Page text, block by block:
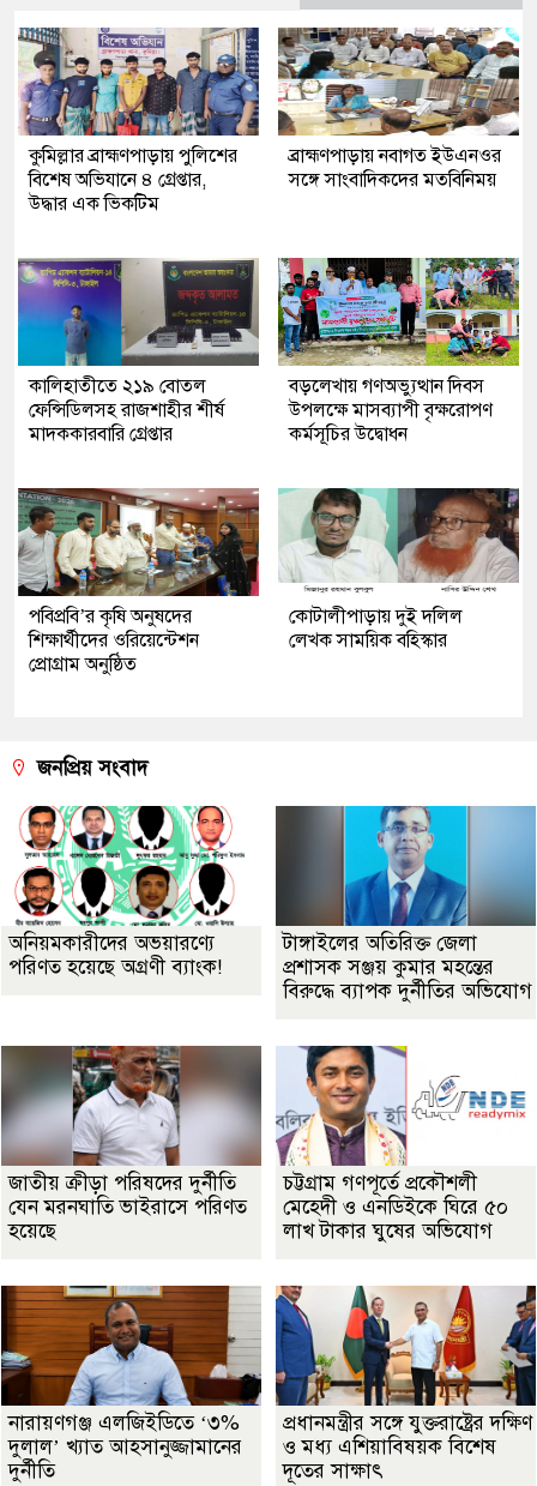
কুমিল্লার ব্রাহ্মণপাড়ায় পুলিশের
বিশেষ অভিযানে ৪ গ্রেপ্তার,
উদ্ধার এক ভিকটিম
ব্রাহ্মণপাড়ায় নবাগত ইউএনওর
সঙ্গে সাংবাদিকদের মতবিনিময়
কালিহাতীতে ২১৯ বোতল
ফেন্সিডিলসহ রাজশাহীর শীর্ষ
মাদককারবারি গ্রেপ্তার
বড়লেখায় গণঅভ্যুত্থান দিবস
উপলক্ষে মাসব্যাপী বৃক্ষরোপণ
কর্মসূচির উদ্বোধন
পবিপ্রবি’র কৃষি অনুষদের
শিক্ষার্থীদের ওরিয়েন্টেশন
প্রোগ্রাম অনুষ্ঠিত
কোটালীপাড়ায় দুই দলিল
লেখক সাময়িক বহিস্কার
জনপ্রিয় সংবাদ
অনিয়মকারীদের অভয়ারণ্যে
পরিণত হয়েছে অগ্রণী ব্যাংক!
টাঙ্গাইলের অতিরিক্ত জেলা
প্রশাসক সঞ্জয় কুমার মহন্তের
বিরুদ্ধে ব্যাপক দুর্নীতির অভিযোগ
জাতীয় ক্রীড়া পরিষদের দুর্নীতি
যেন মরনঘাতি ভাইরাসে পরিণত
হয়েছে
চট্টগ্রাম গণপূর্তে প্রকৌশলী
মেহেদী ও এনডিইকে ঘিরে ৫০
লাখ টাকার ঘুষের অভিযোগ
নারায়ণগঞ্জ এলজিইডিতে ‘৩%
দুলাল’ খ্যাত আহসানুজ্জামানের
দুর্নীতি
প্রধানমন্ত্রীর সঙ্গে যুক্তরাষ্ট্রের দক্ষিণ
ও মধ্য এশিয়াবিষয়ক বিশেষ
দূতের সাক্ষাৎ